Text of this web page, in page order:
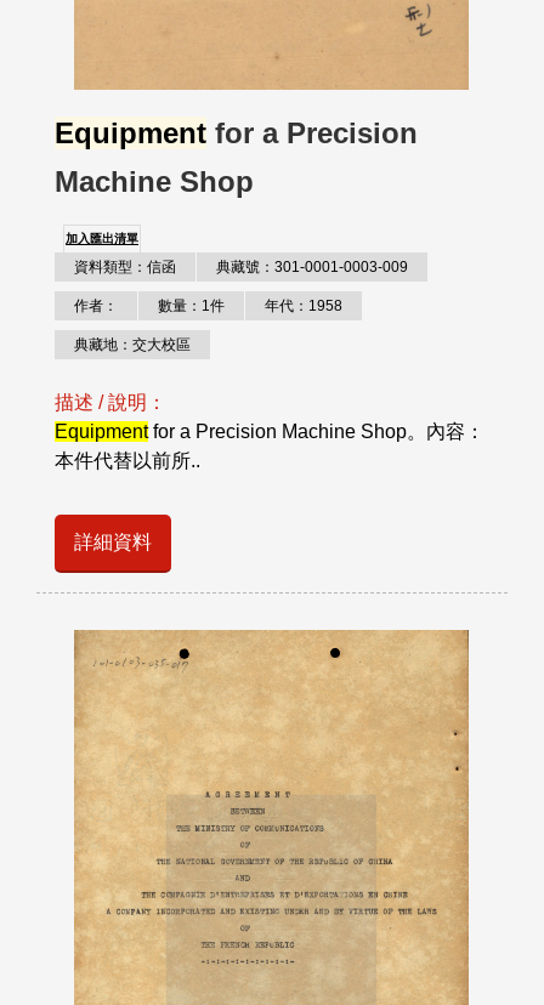
Equipment for a Precision
Machine Shop
加入匯出清單
資料類型：信函 典藏號：301-0001-0003-009
作者： 數量：1件 年代：1958
典藏地：交大校區
描述 / 說明：
Equipmentfor a Precision Machine Shop。內容：
本件代替以前所..
詳細資料